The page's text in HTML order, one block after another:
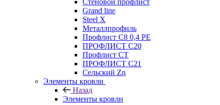
Стеновой профлист
Grand line
Steel X
Металлпрофиль
Профлист С8 0,4 РЕ
ПРОФЛИСТ С20
Профлист СТ
ПРОФЛИСТ С21
Сельский Zn
Элементы кровли
Назад
Элементы кровли